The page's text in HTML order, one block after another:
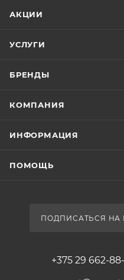
АКЦИИ
УСЛУГИ
БРЕНДЫ
КОМПАНИЯ
ИНФОРМАЦИЯ
ПОМОЩЬ
ПОДПИСАТЬСЯ НА
+375 29 662-